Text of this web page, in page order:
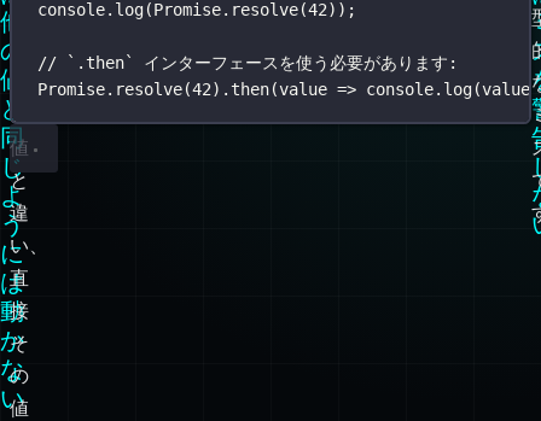
他
の
値
と
同
じ
よ
う
に
は
動
か
な
い
の
値
と
違
い、
直
接
そ
の
値
console. log(Promise. resolve(42));
// `.then` インターフェースを使う必要があります:
Promise. resolve(42). then(value => console. log